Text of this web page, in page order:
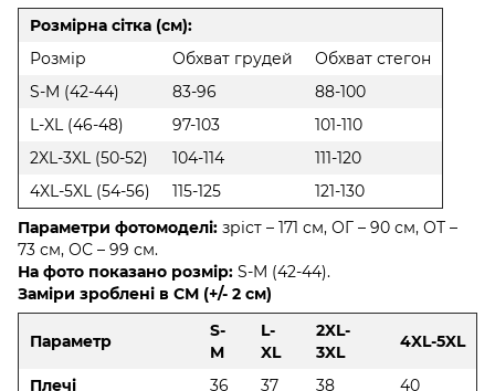
Розмірна сітка (см):
Розмір
Обхват грудей
Обхват стегон
S-M (42-44)
83-96
88-100
L-XL (46-48)
97-103
101-110
2XL-3XL (50-52)
104-114
111-120
4XL-5XL (54-56)
115-125
121-130
Параметри фотомоделі: зріст – 171 см, ОГ – 90 см, ОТ –
73 см, ОС – 99 см.
На фото показано розмір: S-M (42-44).
Заміри зроблені в СМ (+/- 2 см)
Параметр
S-
M
L-
XL
2XL-
3XL
4XL-5XL
Плечі 36 37 38
40